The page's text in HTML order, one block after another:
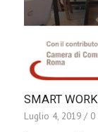
SMART
Luglio 4, 2019 / 0